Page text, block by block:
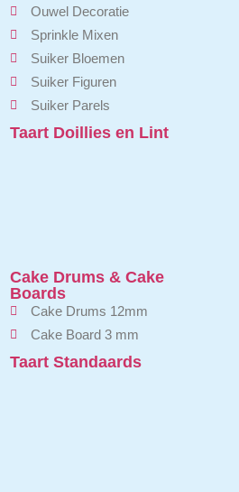
Ouwel Decoratie
Sprinkle Mixen
Suiker Bloemen
Suiker Figuren
Suiker Parels
Taart Doillies en Lint
Cake Drums & Cake
Boards
Cake Drums 12mm
Cake Board 3 mm
Taart Standaards